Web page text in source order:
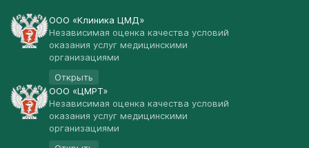
ООО «Клиника ЦМД»
Независимая оценка качества условий
оказания услуг медицинскими
организациями
Открыть
ООО «ЦМРТ»
Независимая оценка качества условий
оказания услуг медицинскими
организациями